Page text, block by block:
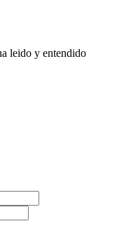
leido y entendido